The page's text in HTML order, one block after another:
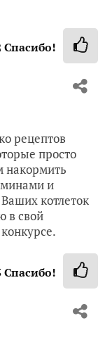
Спасибо!
рецептов
просто
накормить
и
котлеток
в свой
Спасибо!